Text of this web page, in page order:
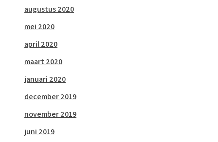
augustus 2020
mei 2020
april 2020
maart 2020
januari 2020
december 2019
november 2019
juni 2019